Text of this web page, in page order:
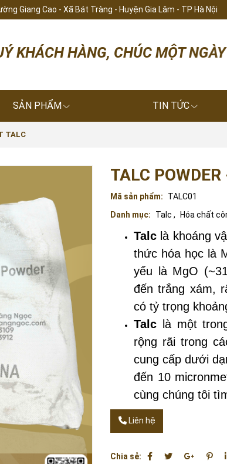
Giang Cao - Xã Bát Tràng - Huyện Gia Lâm - TP Hà Nội
HÀNG, CHÚC MỘT NGÀY
SẢN PHẨM TIN TỨC
TALC
TALC
Mã sản phẩm:
TALC01
Danh mục:
Talc , Hóa chất
Talc là khoáng
thức hóa học là
yếu là MgO
đến trắng xám,
có tỷ trọng
Talc là một
rộng rãi trong
cung cấp dưới
đến 10
cùng chúng tôi
Liên hệ
Chia sẻ: